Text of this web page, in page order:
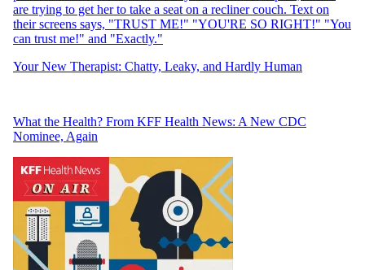
Your New Therapist: Chatty, Leaky, and Hardly Human
What the Health? From KFF Health News: A New CDC
Nominee, Again